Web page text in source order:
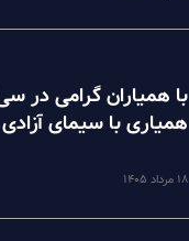
با همیاران گرامی در
همیاری با سیمای آزادی
۱۸ مرداد ۱۴۰۵